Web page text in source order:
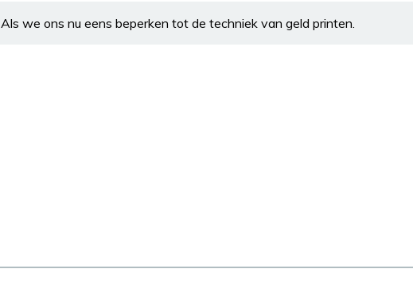
Als we ons nu eens beperken tot de techniek van geld printen.